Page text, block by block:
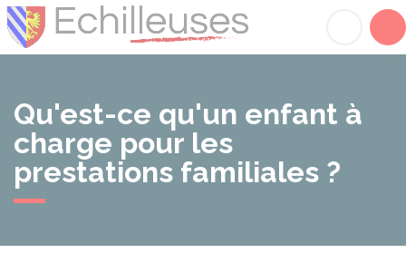
Qu'est-ce qu'un enfant à
charge pour les
prestations familiales ?